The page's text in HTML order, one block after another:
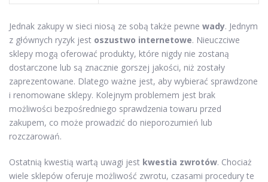
Jednak zakupy w sieci niosą ze sobą także pewne wady. Jednym
z głównych ryzyk jest oszustwo internetowe. Nieuczciwe
sklepy mogą oferować produkty, które nigdy nie zostaną
dostarczone lub są znacznie gorszej jakości, niż zostały
zaprezentowane. Dlatego ważne jest, aby wybierać sprawdzone
i renomowane sklepy. Kolejnym problemem jest brak
możliwości bezpośredniego sprawdzenia towaru przed
zakupem, co może prowadzić do nieporozumień lub
rozczarowań.
Ostatnią kwestią wartą uwagi jest kwestia zwrotów. Chociaż
wiele sklepów oferuje możliwość zwrotu, czasami procedury te